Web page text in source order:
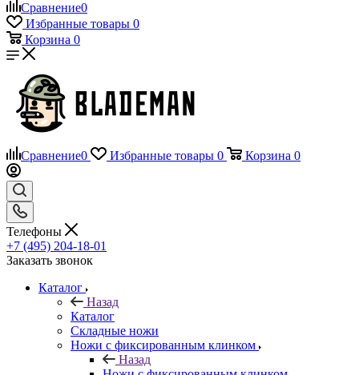
Сравнение0
Избранные товары 0
Корзина 0
Сравнение0 Избранные товары 0 Корзина 0
Телефоны
+7 (495) 204-18-01
Заказать звонок
Каталог
Назад
Каталог
Складные ножи
Ножи с фиксированным клинком
Назад